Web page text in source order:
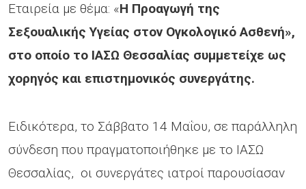
Εταιρεία με θέμα: «Η Προαγωγή της
Σεξουαλικής Υγείας στον Ογκολογικό Ασθενή»,
στο οποίο το ΙΑΣΩ Θεσσαλίας συμμετείχε ως
χορηγός και επιστημονικός συνεργάτης.
Ειδικότερα, το Σάββατο 14 Μαΐου, σε παράλληλη
σύνδεση που πραγματοποιήθηκε με το ΙΑΣΩ
Θεσσαλίας, οι συνεργάτες ιατροί παρουσίασαν